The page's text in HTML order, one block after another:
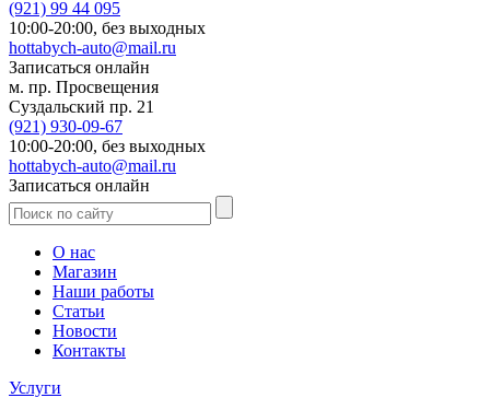
(921) 99 44 095
10:00-20:00, без выходных
hottabych-auto@mail.ru
Записаться онлайн
м. пр. Просвещения
Суздальский пр. 21
(921) 930-09-67
10:00-20:00, без выходных
hottabych-auto@mail.ru
Записаться онлайн
О нас
Магазин
Наши работы
Статьи
Новости
Контакты
Услуги